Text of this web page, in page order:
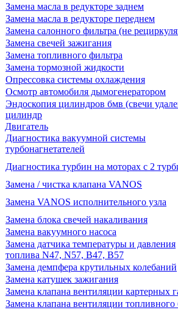
Замена масла в редукторе заднем
Замена масла в редукторе переднем
Замена салонного фильтра (не
Замена свечей зажигания
Замена топливного фильтра
Замена тормозной жидкости
Опрессовка системы охлаждения
Осмотр автомобиля дымогенератором
Эндоскопия цилиндров бмв (свечи
цилиндр
Двигатель
Диагностика вакуумной системы
турбонагнетателей
Диагностика турбин на моторах с 2
Замена / чистка клапана VANOS
Замена VANOS исполнительного узла
Замена блока свечей накаливания
Замена вакуумного насоса
Замена датчика температуры и давления
топлива N47, N57, B47, B57
Замена демпфера крутильных колебаний
Замена катушек зажигания
Замена клапана вентиляции картерных
Замена клапана вентиляции топливного